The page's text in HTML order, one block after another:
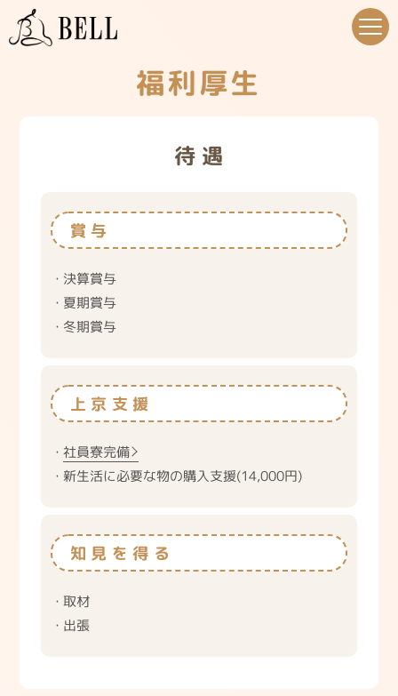
福利厚生
待 遇
賞与
決算賞与
夏期賞与
冬期賞与
上京支援
社員寮完備
新生活に必要な物の購入支援(14,000円)
知見を得る
取材
出張